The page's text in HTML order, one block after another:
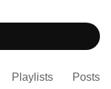
Playlists Posts